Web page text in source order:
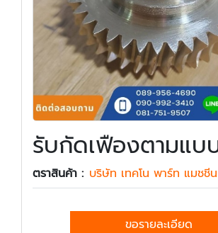
รับกัดเฟืองตามแบ
ตราสินค้า : บริษัท เทคโน พาร์ท แมชชี
ขอรายละเอียด